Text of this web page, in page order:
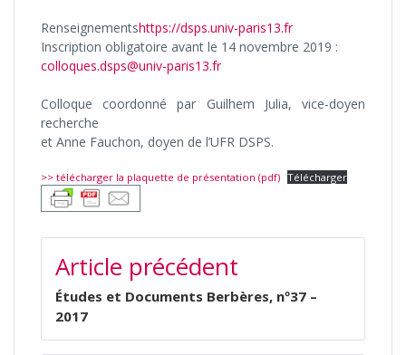
Renseignementshttps://dsps.univ-paris13.fr
Inscription obligatoire avant le 14 novembre 2019 :
colloques.dsps@univ-paris13.fr
Colloque coordonné par Guilhem Julia, vice-doyen
recherche
et Anne Fauchon, doyen de l’UFR DSPS.
>> télécharger la plaquette de présentation (pdf) Télécharger
NAVIGATION
DE
L’ARTICLE
Article précédent
Études et Documents Berbères, nº37 –
2017